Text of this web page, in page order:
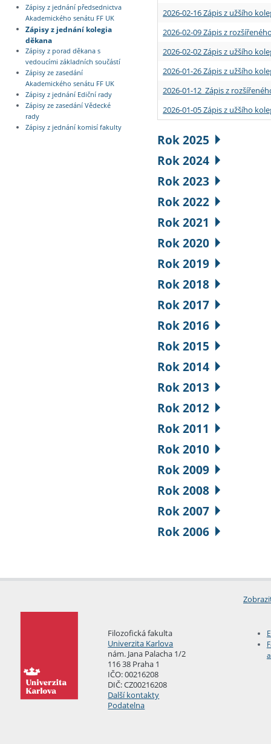
Zápisy z jednání předsednictva
Akademického senátu FF UK
Zápisy z jednání kolegia
děkana
Zápisy z porad děkana s
vedoucími základních součástí
Zápisy ze zasedání
Akademického senátu FF UK
Zápisy z jednání Ediční rady
Zápisy ze zasedání Vědecké
rady
Zápisy z jednání komisí fakulty
2026-02-16 Zápis z užšího
2026-02-09 Zápis z
2026-02-02 Zápis z užšího
2026-01-26 Zápis z užšího
2026-01-12 Zápis z
2026-01-05 Zápis z užšího
Rok 2025
Rok 2024
Rok 2023
Rok 2022
Rok 2021
Rok 2020
Rok 2019
Rok 2018
Rok 2017
Rok 2016
Rok 2015
Rok 2014
Rok 2013
Rok 2012
Rok 2011
Rok 2010
Rok 2009
Rok 2008
Rok 2007
Rok 2006
Filozofická fakulta
Univerzita Karlova
nám. Jana Palacha 1/2
116 38 Praha 1
IČO: 00216208
DIČ: CZ00216208
Další kontakty
Podatelna